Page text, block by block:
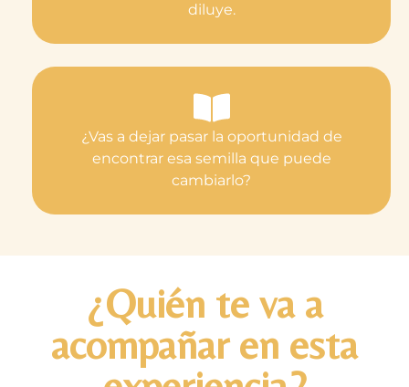
diluye.
¿Vas a dejar pasar la oportunidad de
encontrar esa semilla que puede
cambiarlo?
¿Quién te va a
acompañar en esta